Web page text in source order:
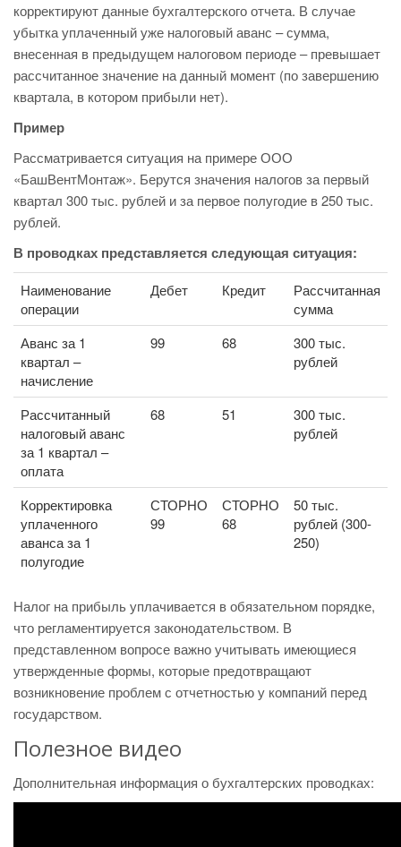
корректируют данные бухгалтерского отчета. В случае
убытка уплаченный уже налоговый аванс – сумма,
внесенная в предыдущем налоговом периоде – превышает
рассчитанное значение на данный момент (по завершению
квартала, в котором прибыли нет).
Пример
Рассматривается ситуация на примере ООО
«БашВентМонтаж». Берутся значения налогов за первый
квартал 300 тыс. рублей и за первое полугодие в 250 тыс.
рублей.
В проводках представляется следующая ситуация:
Наименование
операции
Дебет Кредит
Рассчитанная
сумма
Аванс за 1
квартал –
начисление
99 68
300 тыс.
рублей
Рассчитанный
налоговый аванс
за 1 квартал –
оплата
68 51
300 тыс.
рублей
Корректировка
уплаченного
аванса за 1
полугодие
СТОРНО
99
СТОРНО
68
50 тыс.
рублей (300-
250)
Налог на прибыль уплачивается в обязательном порядке,
что регламентируется законодательством. В
представленном вопросе важно учитывать имеющиеся
утвержденные формы, которые предотвращают
возникновение проблем с отчетностью у компаний перед
государством.
Полезное видео
Дополнительная информация о бухгалтерских проводках: